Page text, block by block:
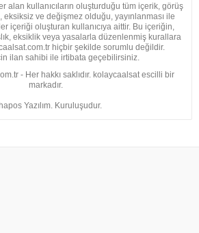
alan kullanıcıların oluşturduğu tüm içerik, görüş
ve değişmez olduğu, yayınlanması ile
içeriği oluşturan kullanıcıya aittir. Bu içeriğin,
eksiklik veya yasalarla düzenlenmiş kurallara
hiçbir şekilde sorumlu değildir.
ilan sahibi ile irtibata geçebilirsiniz.
- Her hakkı saklıdır. kolaycaalsat escilli bir
markadır.
Yazılım. Kuruluşudur.